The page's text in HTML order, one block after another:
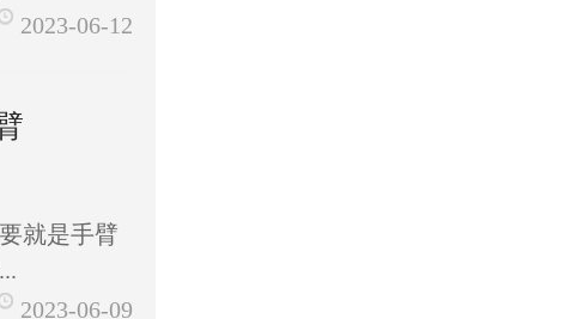
2023-06-12
就是手臂
2023-06-09